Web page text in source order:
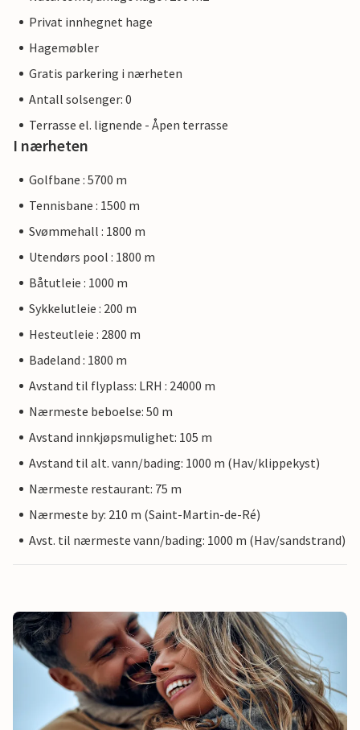
Privat innhegnet hage
Hagemøbler
Gratis parkering i nærheten
Antall solsenger: 0
Terrasse el. lignende - Åpen terrasse
I nærheten
Golfbane : 5700 m
Tennisbane : 1500 m
Svømmehall : 1800 m
Utendørs pool : 1800 m
Båtutleie : 1000 m
Sykkelutleie : 200 m
Hesteutleie : 2800 m
Badeland : 1800 m
Avstand til flyplass: LRH : 24000 m
Nærmeste beboelse: 50 m
Avstand innkjøpsmulighet: 105 m
Avstand til alt. vann/bading: 1000 m (Hav/klippekyst)
Nærmeste restaurant: 75 m
Nærmeste by: 210 m (Saint-Martin-de-Ré)
Avst. til nærmeste vann/bading: 1000 m (Hav/sandstrand)